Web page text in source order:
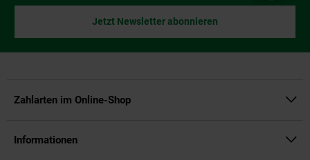
Jetzt Newsletter abonnieren
Zahlarten im Online-Shop
Informationen